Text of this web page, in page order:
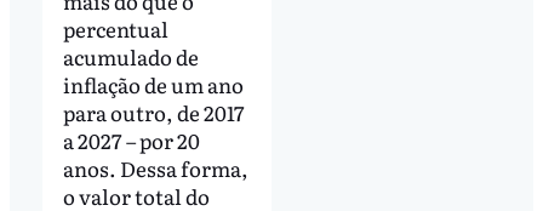
percentual
acumulado de
inflação de um ano
para outro, de 2017
a 2027 – por 20
anos. Dessa forma,
o valor total do